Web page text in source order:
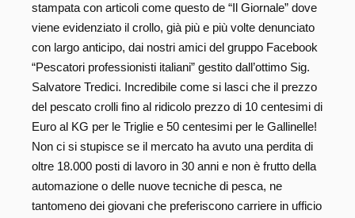
stampata con articoli come questo de “Il Giornale” dove
viene evidenziato il crollo, già più e più volte denunciato
con largo anticipo, dai nostri amici del gruppo Facebook
“Pescatori professionisti italiani” gestito dall’ottimo Sig.
Salvatore Tredici. Incredibile come si lasci che il prezzo
del pescato crolli fino al ridicolo prezzo di 10 centesimi di
Euro al KG per le Triglie e 50 centesimi per le Gallinelle!
Non ci si stupisce se il mercato ha avuto una perdita di
oltre 18.000 posti di lavoro in 30 anni e non è frutto della
automazione o delle nuove tecniche di pesca, ne
tantomeno dei giovani che preferiscono carriere in ufficio